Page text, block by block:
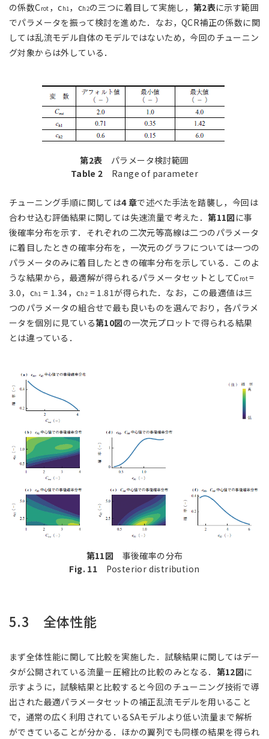
の係数Crot ，ch1 ，ch2の三つに着目して実施し， 第2表に示す範囲
でパラメータを振って検討を進めた．なお，QCR補正の係数に関
しては乱流モデル自体のモデルではないため，今回のチューニン
グ対象からは外している．
第2表 パラメータ検討範囲
Table 2 Range of parameter
チューニング手順に関しては4 章で述べた手法を踏襲し，今回は
合わせ込む評価結果に関しては失速流量で考えた．第11図 に事
後確率分布を示す．それぞれの二次元等高線は二つのパラメータ
に着目したときの確率分布を，一次元のグラフについては一つの
パラメータのみに着目したときの確率分布を示している．このよ
うな結果から，最適解が得られるパラメータセットとしてCrot=
3.0，ch1 = 1.34，ch2 = 1.81が得られた．なお，この最適値は三
つのパラメータの組合せで最も良いものを選んでおり，各パラメ
ータを個別に見ている第10図の一次元プロットで得られる結果
とは違っている．
第11図 事後確率の分布
Fig. 11 Posterior distribution
5.3 全体性能
まず全体性能に関して比較を実施した．試験結果に関してはデー
タが公開されている流量－圧縮比の比較のみとなる． 第12図に
示すように，試験結果と比較すると今回のチューニング技術で導
出された最適パラメータセットの補正乱流モデルを用いること
で，通常の広く利用されているSAモデルより低い流量まで解析
ができていることが分かる．ほかの翼列でも同様の結果を得られ